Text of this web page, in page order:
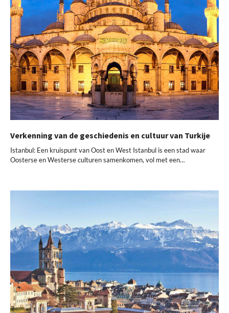
Verkenning van de geschiedenis en cultuur van Turkije
Istanbul: Een kruispunt van Oost en West Istanbul is een stad waar
Oosterse en Westerse culturen samenkomen, vol met een…